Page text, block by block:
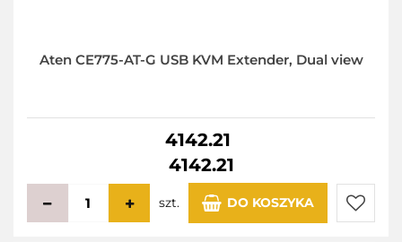
Aten CE775-AT-G USB KVM Extender, Dual view
4142.21
4142.21
szt. DO KOSZYKA